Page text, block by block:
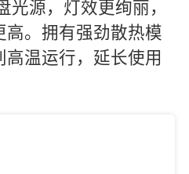
光源，灯效更绚丽，
高。拥有强劲散热模
温运行，延长使用